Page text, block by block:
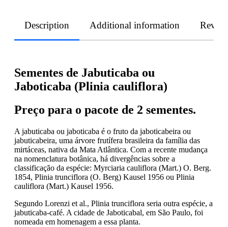
Description Additional information
Sementes de Jabuticaba ou
Jaboticaba (Plinia cauliflora)
Preço para o pacote de 2 sementes.
A jabuticaba ou jaboticaba é o fruto da jaboticabeira ou
jabuticabeira, uma árvore frutífera brasileira da família das
mirtáceas, nativa da Mata Atlântica. Com a recente mudança
na nomenclatura botânica, há divergências sobre a
classificação da espécie: Myrciaria cauliflora (Mart.) O. Berg.
1854, Plinia trunciflora (O. Berg) Kausel 1956 ou Plinia
cauliflora (Mart.) Kausel 1956.
Segundo Lorenzi et al., Plinia trunciflora seria outra espécie, a
jabuticaba-café. A cidade de Jaboticabal, em São Paulo, foi
nomeada em homenagem a essa planta.